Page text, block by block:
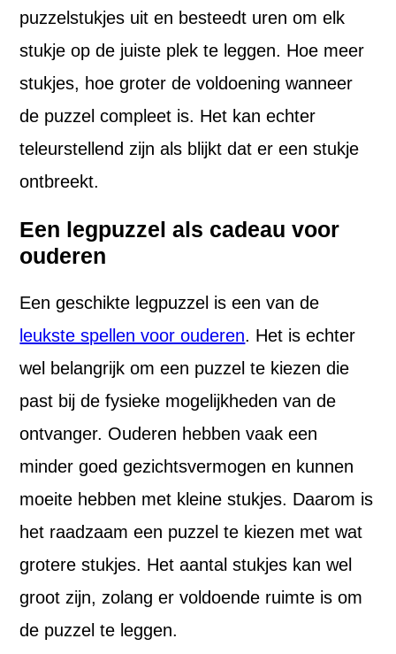
puzzelstukjes uit en besteedt uren om elk
stukje op de juiste plek te leggen. Hoe meer
stukjes, hoe groter de voldoening wanneer
de puzzel compleet is. Het kan echter
teleurstellend zijn als blijkt dat er een stukje
ontbreekt.
Een legpuzzel als cadeau voor
ouderen
Een geschikte legpuzzel is een van de
leukste spellen voor ouderen. Het is echter
wel belangrijk om een puzzel te kiezen die
past bij de fysieke mogelijkheden van de
ontvanger. Ouderen hebben vaak een
minder goed gezichtsvermogen en kunnen
moeite hebben met kleine stukjes. Daarom is
het raadzaam een puzzel te kiezen met wat
grotere stukjes. Het aantal stukjes kan wel
groot zijn, zolang er voldoende ruimte is om
de puzzel te leggen.